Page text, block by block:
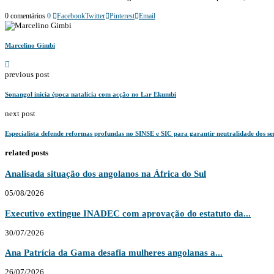
0 comentários 0 FacebookTwitter Pinterest Email
Marcelino Gimbi
previous post
Sonangol inicia época natalícia com acção no Lar Ekumbi
next post
Especialista defende reformas profundas no SINSE e SIC para garantir neutralidade dos
related posts
Analisada situação dos angolanos na África do Sul
05/08/2026
Executivo extingue INADEC com aprovação do estatuto da...
30/07/2026
Ana Patrícia da Gama desafia mulheres angolanas a...
26/07/2026